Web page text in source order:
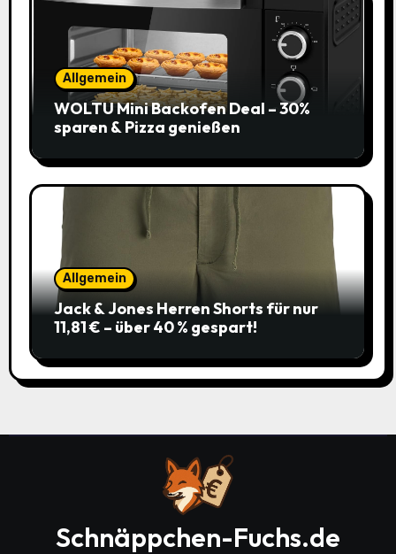
Allgemein
WOLTU Mini Backofen Deal – 30%
sparen & Pizza genießen
Allgemein
Jack & Jones Herren Shorts für nur
11,81 € – über 40 % gespart!
Schnäppchen-Fuchs.de